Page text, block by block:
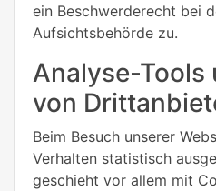
ein Beschwerderecht bei
Aufsichtsbehörde zu.
Analyse-Tools
von
Beim Besuch unserer
Verhalten statistisch
geschieht vor allem mit